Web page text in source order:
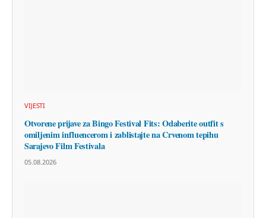
VIJESTI
Otvorene prijave za Bingo Festival Fits: Odaberite outfit s
omiljenim influencerom i zablistajte na Crvenom tepihu
Sarajevo Film Festivala
05.08.2026